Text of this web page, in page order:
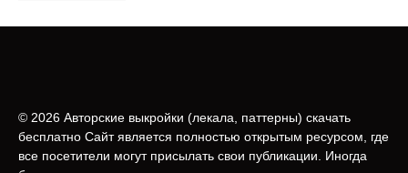
© 2026 Авторские выкройки (лeкала, паттерны) скачать
бесплатно Сайт является полностью открытым ресурсом, где
все посетители могут присылать свои публикации. Иногда